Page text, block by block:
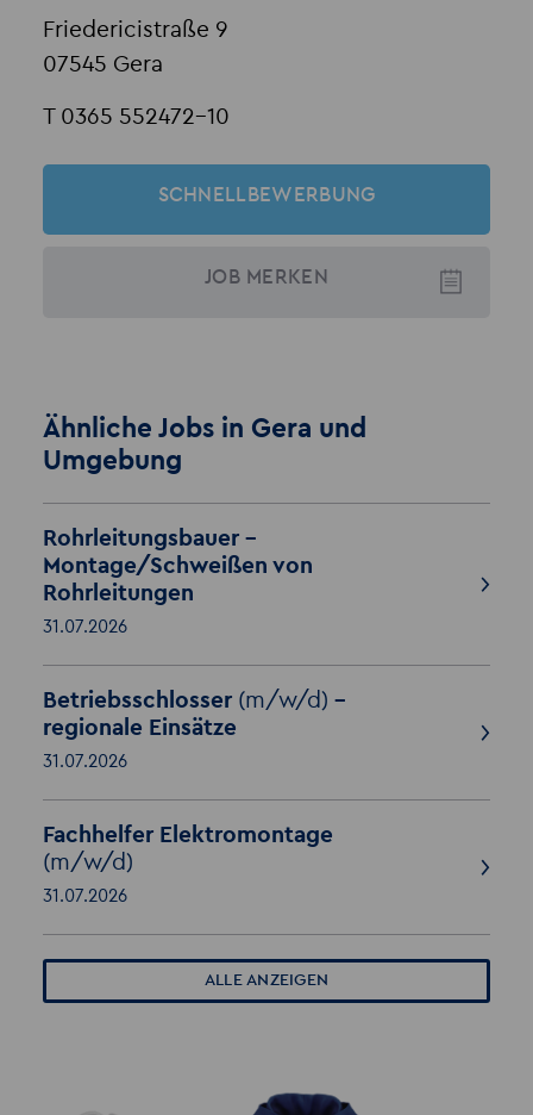
Friedericistraße 9
07545 Gera
T 0365 552472-10
SCHNELLBEWERBUNG
JOB MERKEN
Ähnliche Jobs in Gera und
Umgebung
Rohrleitungsbauer –
Montage/Schweißen von
Rohrleitungen
31.07.2026
Betriebsschlosser (m/w/d) –
regionale Einsätze
31.07.2026
Fachhelfer Elektromontage
(m/w/d)
31.07.2026
ALLE ANZEIGEN